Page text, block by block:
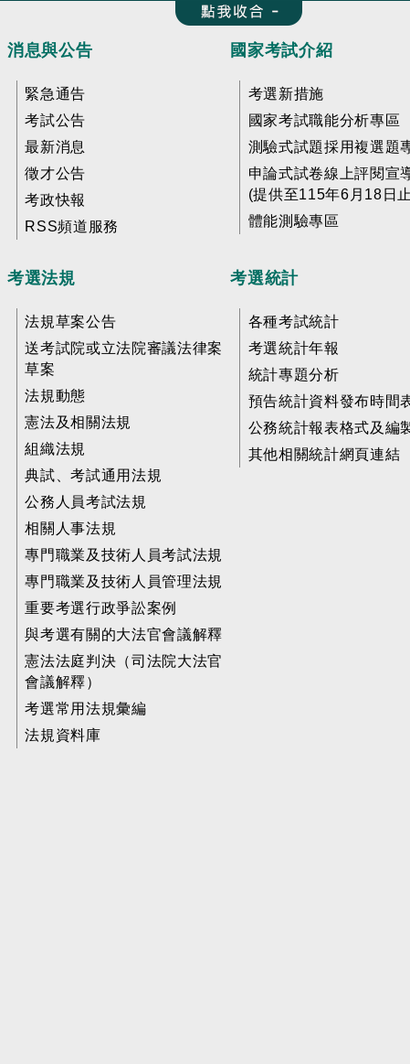
收合 FatFooter
消息與公告
緊急通告
考試公告
最新消息
徵才公告
考政快報
RSS頻道服務
國家考試介紹
考選新措施
國家考試職能分析專區
測驗式試題採用複選題
申論式試卷線上評閱宣
(提供至115年6月18日
體能測驗專區
考選法規
法規草案公告
送考試院或立法院審議法律案
草案
法規動態
憲法及相關法規
組織法規
典試、考試通用法規
公務人員考試法規
相關人事法規
專門職業及技術人員考試法規
專門職業及技術人員管理法規
重要考選行政爭訟案例
與考選有關的大法官會議解釋
憲法法庭判決（司法院大法官
會議解釋）
考選常用法規彙編
法規資料庫
考選統計
各種考試統計
考選統計年報
統計專題分析
預告統計資料發布時間
公務統計報表格式及編
其他相關統計網頁連結